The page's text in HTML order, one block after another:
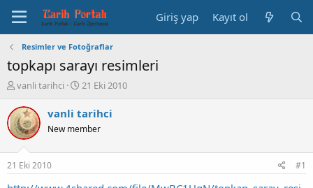
Giriş yap Kayıt ol
Resimler ve Fotoğraflar
topkapı sarayı resimleri
K
n
b
u
u
b
a
vanli tarihci
B
ş
a
ç
21 Eki 2010
vanli tarihci
New member
21 Eki 2010 #1